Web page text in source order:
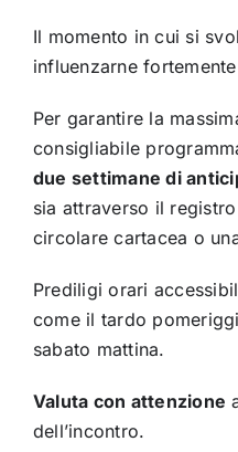
Il momento in cui si
influenzarne
Per garantire la
consigliabile
due settimane di
sia attraverso il
circolare cartacea o
Prediligi orari
come il tardo
sabato mattina.
Valuta con attenzione
dell’incontro.